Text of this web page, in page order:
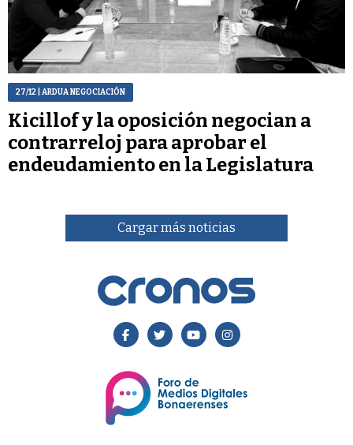
27/12 | ARDUA NEGOCIACIÓN
Kicillof y la oposición negocian a
contrarreloj para aprobar el
endeudamiento en la Legislatura
Cargar más noticias